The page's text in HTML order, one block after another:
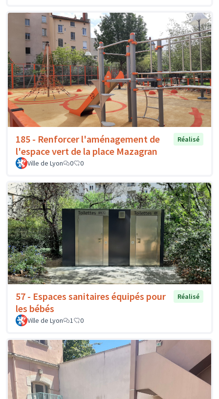
185 - Renforcer l'aménagement de
l'espace vert de la place Mazagran
Réalisé
Ville de Lyon 0 0
57 - Espaces sanitaires équipés pour
les bébés
Réalisé
Ville de Lyon 1 0